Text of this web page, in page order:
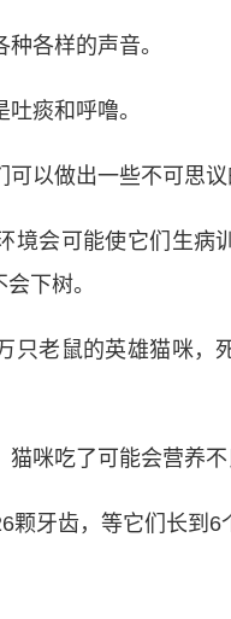
各样的声音。
痰和呼噜。
以做出一些不可思议
境会可能使它们生病
下树。
只老鼠的英雄猫咪，
咪吃了可能会营养不
颗牙齿，等它们长到